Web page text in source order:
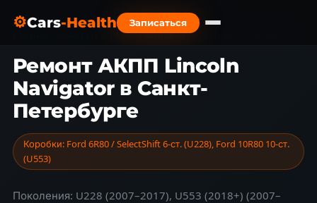
⚙Cars-Health Записаться
Санкт-Петербург › Марки авто
Ремонт АКПП Lincoln
Navigator в Санкт-
Петербурге
Коробки: Ford 6R80 / SelectShift 6-ст. (U228), Ford 10R80 10-ст.
(U553)
Поколения: U228 (2007–2017), U553 (2018+) (2007–